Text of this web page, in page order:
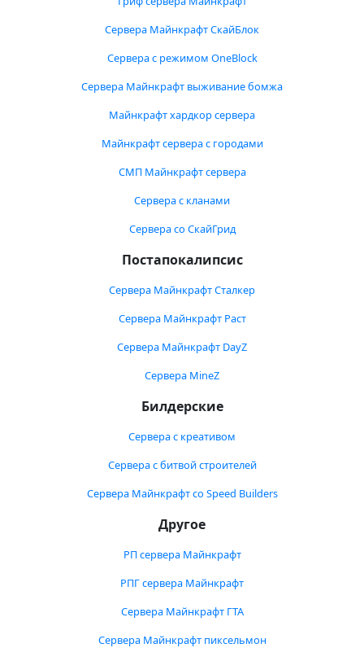
Сервера Майнкрафт СкайБлок
Сервера с режимом OneBlock
Сервера Майнкрафт выживание бомжа
Майнкрафт хардкор сервера
Майнкрафт сервера с городами
СМП Майнкрафт сервера
Сервера с кланами
Сервера со СкайГрид
Постапокалипсис
Сервера Майнкрафт Сталкер
Сервера Майнкрафт Раст
Сервера Майнкрафт DayZ
Сервера MineZ
Билдерские
Сервера с креативом
Сервера с битвой строителей
Сервера Майнкрафт со Speed Builders
Другое
РП сервера Майнкрафт
РПГ сервера Майнкрафт
Сервера Майнкрафт ГТА
Сервера Майнкрафт пиксельмон